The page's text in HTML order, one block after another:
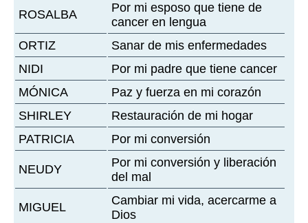
ROSALBA
Por mi esposo que tiene de
cancer en lengua
ORTIZ
Sanar de mis enfermedades
NIDI
Por mi padre que tiene cancer
MÓNICA
Paz y fuerza en mi corazón
SHIRLEY
Restauración de mi hogar
PATRICIA
Por mi conversión
NEUDY
Por mi conversión y liberación
del mal
MIGUEL
Cambiar mi vida, acercarme a
Dios